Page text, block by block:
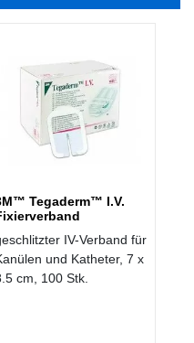
Tegaderm™ I.V.
IV-Verband für
und Katheter, 7 x
cm, 100 Stk.